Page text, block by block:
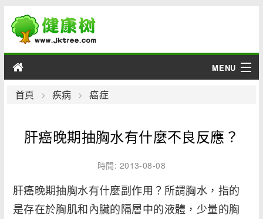
MENU
男性
綜合
首頁 疾病 癌症
肝癌晚期抽胸水有什麼不良反應？
時間: 2013-08-08
肝癌晚期抽胸水有什麼副作用？所謂胸水，指的
是存在於胸肌和內臟的隔層中的液體，少量的胸